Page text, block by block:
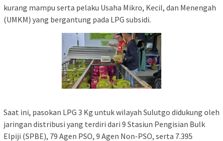
kurang mampu serta pelaku Usaha Mikro, Kecil, dan Menengah
(UMKM) yang bergantung pada LPG subsidi.
Saat ini, pasokan LPG 3 Kg untuk wilayah Sulutgo didukung oleh
jaringan distribusi yang terdiri dari 9 Stasiun Pengisian Bulk
Elpiji (SPBE), 79 Agen PSO, 9 Agen Non-PSO, serta 7.395